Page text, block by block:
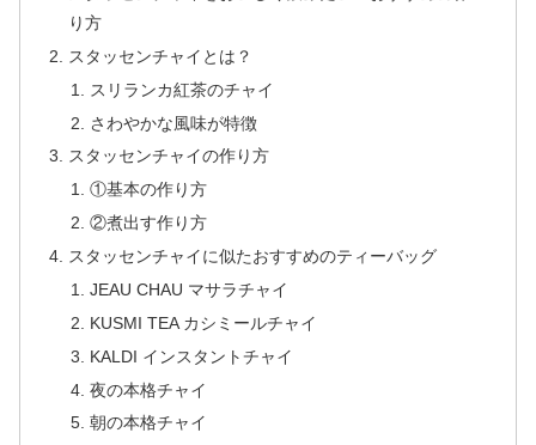
り方
スタッセンチャイとは？
スリランカ紅茶のチャイ
さわやかな風味が特徴
スタッセンチャイの作り方
①基本の作り方
②煮出す作り方
スタッセンチャイに似たおすすめのティーバッグ
JEAU CHAU マサラチャイ
KUSMI TEA カシミールチャイ
KALDI インスタントチャイ
夜の本格チャイ
朝の本格チャイ